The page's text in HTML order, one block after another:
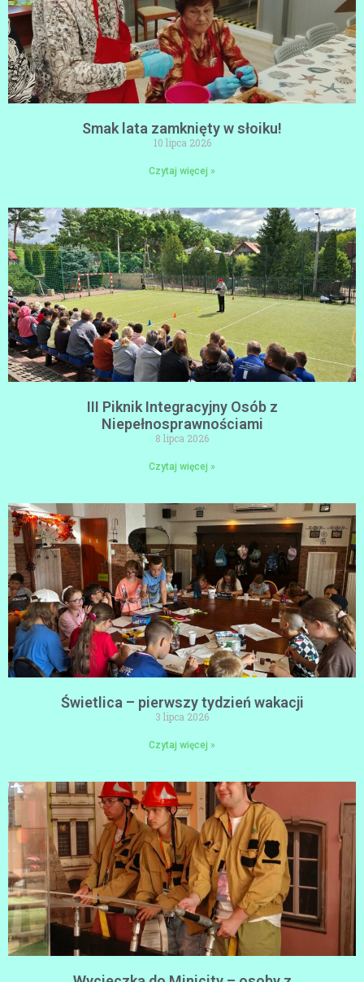
Smak lata zamknięty w słoiku!
10 lipca 2026
Czytaj więcej »
III Piknik Integracyjny Osób z
Niepełnosprawnościami
8 lipca 2026
Czytaj więcej »
Świetlica – pierwszy tydzień wakacji
3 lipca 2026
Czytaj więcej »